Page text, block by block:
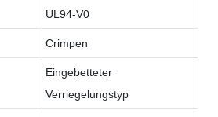
UL94-V0
Crimpen
Eingebetteter
Verriegelungstyp